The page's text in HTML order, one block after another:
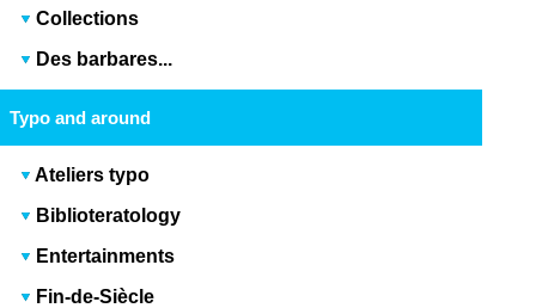
Collections
Des barbares...
Typo and around
Ateliers typo
Biblioteratology
Entertainments
Fin-de-Siècle